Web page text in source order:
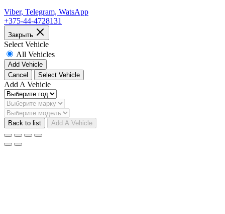
Viber, Telegram, WatsApp
+375-44-4728131
Закрыть
Select Vehicle
All Vehicles
Add Vehicle
Cancel
Select Vehicle
Add A Vehicle
Back to list Add A Vehicle